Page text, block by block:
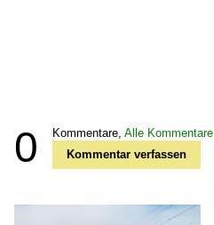
0 Kommentare, Alle Kommentare
Kommentar verfassen